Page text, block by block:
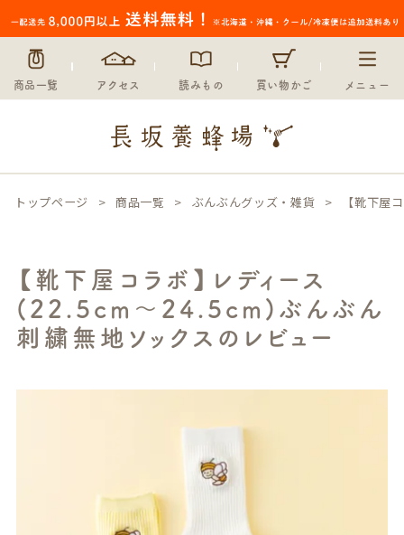
商品一覧 アクセス 読みもの 買い物かご メニュー
トップページ 商品一覧 ぶんぶんグッズ・雑貨 【靴下屋
【靴下屋コラボ】レディース
(22.5cm～24.5cm)ぶんぶん
刺繍無地ソックスのレビュー